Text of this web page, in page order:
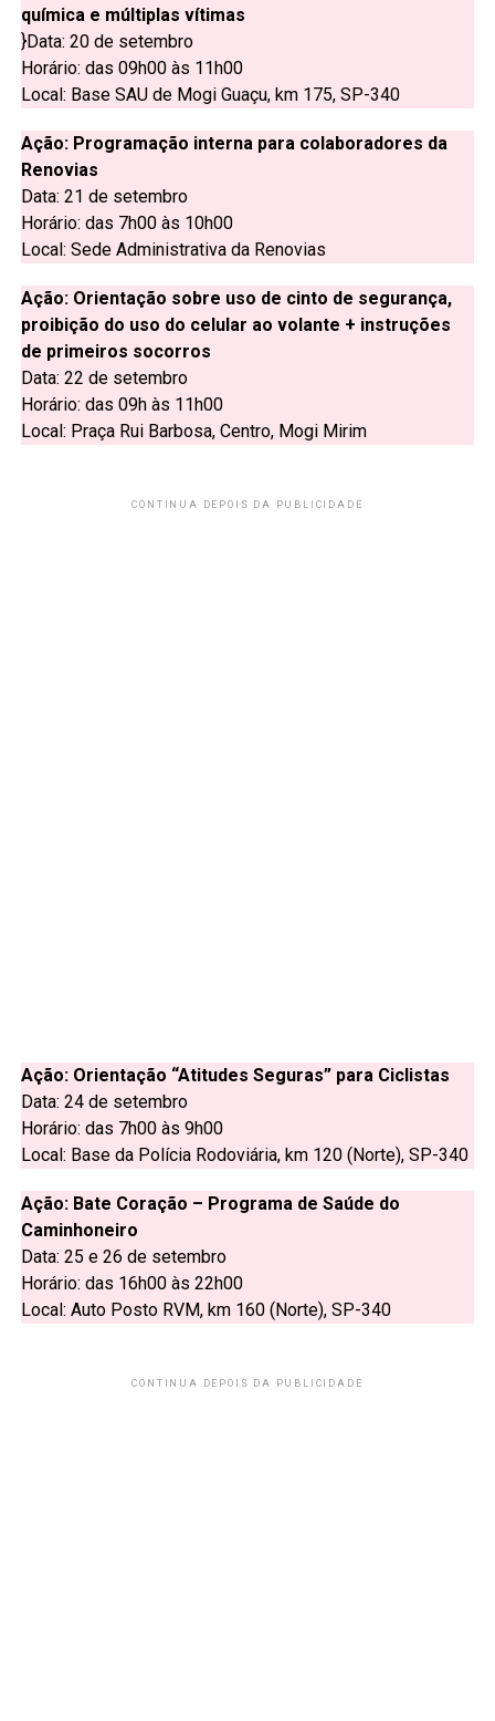
química e múltiplas vítimas
}Data: 20 de setembro
Horário: das 09h00 às 11h00
Local: Base SAU de Mogi Guaçu, km 175, SP-340
Ação: Programação interna para colaboradores da
Renovias
Data: 21 de setembro
Horário: das 7h00 às 10h00
Local: Sede Administrativa da Renovias
Ação: Orientação sobre uso de cinto de segurança,
proibição do uso do celular ao volante + instruções
de primeiros socorros
Data: 22 de setembro
Horário: das 09h às 11h00
Local: Praça Rui Barbosa, Centro, Mogi Mirim
CONTINUA DEPOIS DA PUBLICIDADE
Ação: Orientação “Atitudes Seguras” para Ciclistas
Data: 24 de setembro
Horário: das 7h00 às 9h00
Local: Base da Polícia Rodoviária, km 120 (Norte), SP-340
Ação: Bate Coração – Programa de Saúde do
Caminhoneiro
Data: 25 e 26 de setembro
Horário: das 16h00 às 22h00
Local: Auto Posto RVM, km 160 (Norte), SP-340
CONTINUA DEPOIS DA PUBLICIDADE